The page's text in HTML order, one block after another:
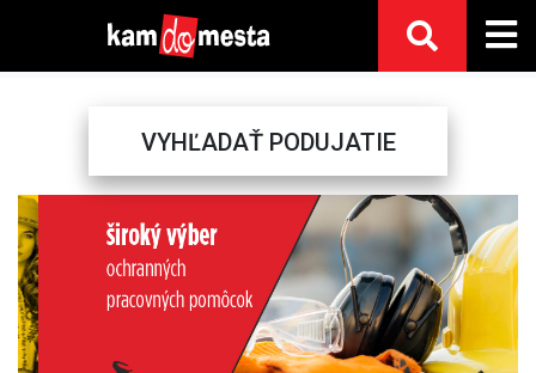
VYHĽADAŤ PODUJATIE
Next